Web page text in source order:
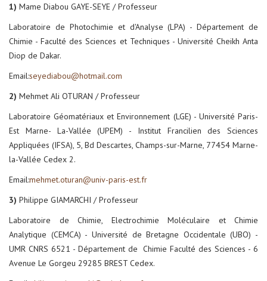
1) Mame Diabou GAYE-SEYE / Professeur
Laboratoire de Photochimie et d'Analyse (LPA) - Département de
Chimie - Faculté des Sciences et Techniques - Université Cheikh Anta
Diop de Dakar.
Email:seyediabou@hotmail.com
2) Mehmet Ali OTURAN / Professeur
Laboratoire Géomatériaux et Environnement (LGE) - Université Paris-
Est Marne- La-Vallée (UPEM) - Institut Francilien des Sciences
Appliquées (IFSA), 5, Bd Descartes, Champs-sur-Marne, 77454 Marne-
la-Vallée Cedex 2.
Email:mehmet.oturan@univ-paris-est.fr
3) Philippe GIAMARCHI / Professeur
Laboratoire de Chimie, Electrochimie Moléculaire et Chimie
Analytique (CEMCA) - Université de Bretagne Occidentale (UBO) -
UMR CNRS 6521 - Département de Chimie Faculté des Sciences - 6
Avenue Le Gorgeu 29285 BREST Cedex.